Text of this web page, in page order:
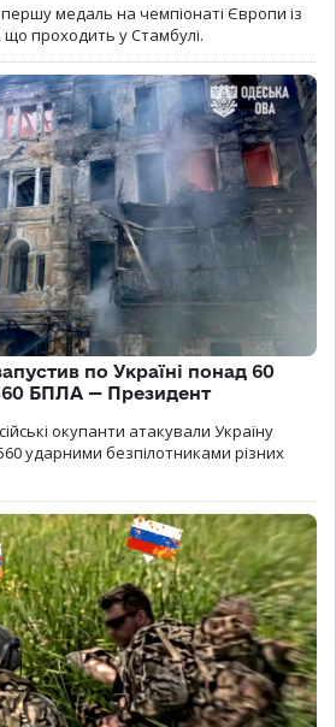
медаль на чемпіонаті Європи із
що проходить у Стамбулі.
по Україні понад 60
БПЛА — Президент
окупанти атакували Україну
ударними безпілотниками різних